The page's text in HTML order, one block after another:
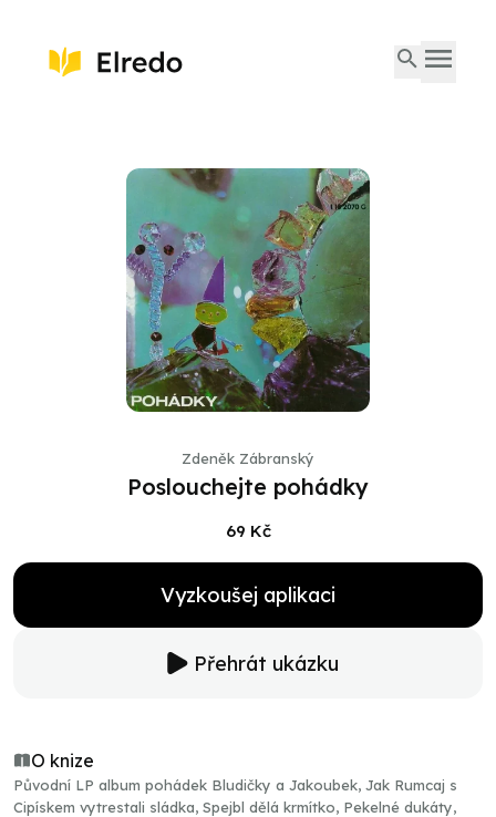
Zdeněk Zábranský
Poslouchejte pohádky
69 Kč
Vyzkoušej aplikaci
Přehrát ukázku
O knize
Původní LP album pohádek Bludičky a Jakoubek, Jak Rumcaj s
Cipískem vytrestali sládka, Spejbl dělá krmítko, Pekelné dukáty,